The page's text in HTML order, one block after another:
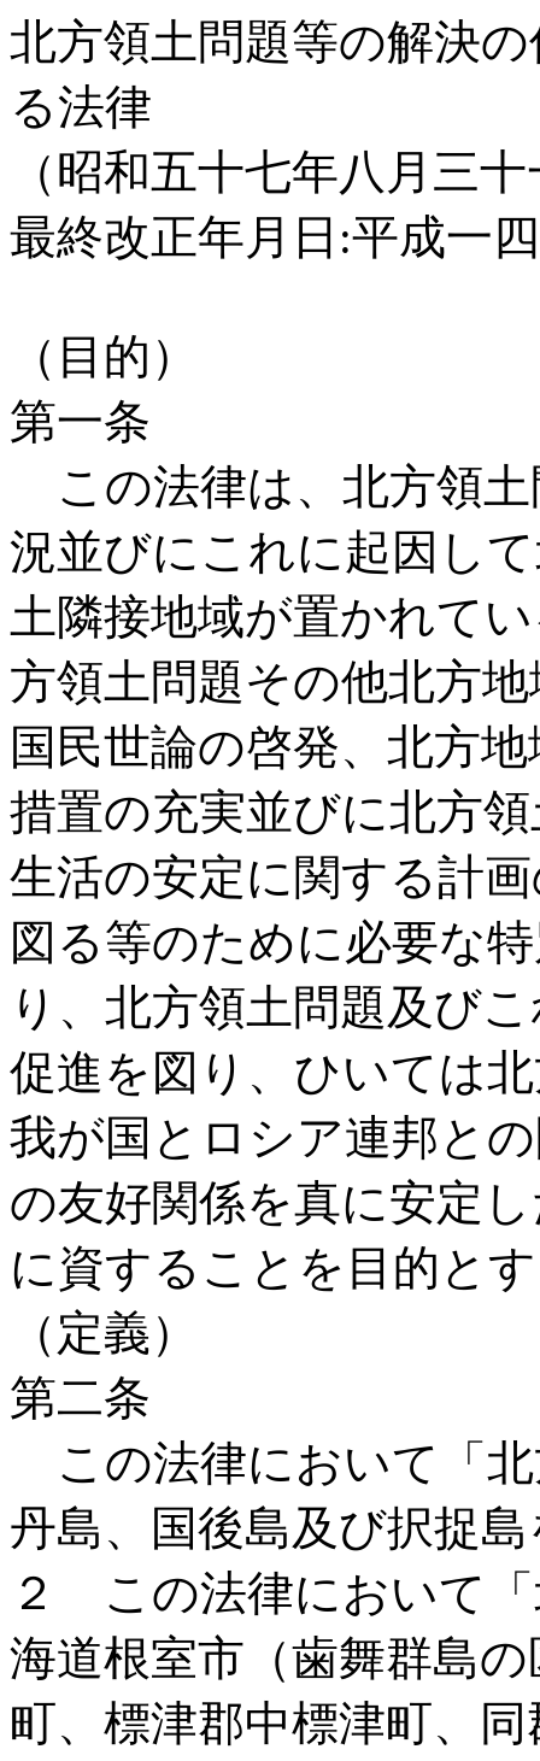
北方領土問題等の解決
る法律
（昭和五十七年八月三
最終改正年月日:平成一
（目的）
第一条
この法律は、北方領
況並びにこれに起因し
土隣接地域が置かれて
方領土問題その他北方
国民世論の啓発、北方
措置の充実並びに北方
生活の安定に関する計
図る等のために必要な
り、北方領土問題及び
促進を図り、ひいては
我が国とロシア連邦と
の友好関係を真に安定
に資することを目的と
（定義）
第二条
この法律において「
丹島、国後島及び択捉
２ この法律において
海道根室市（歯舞群島
町、標津郡中標津町、